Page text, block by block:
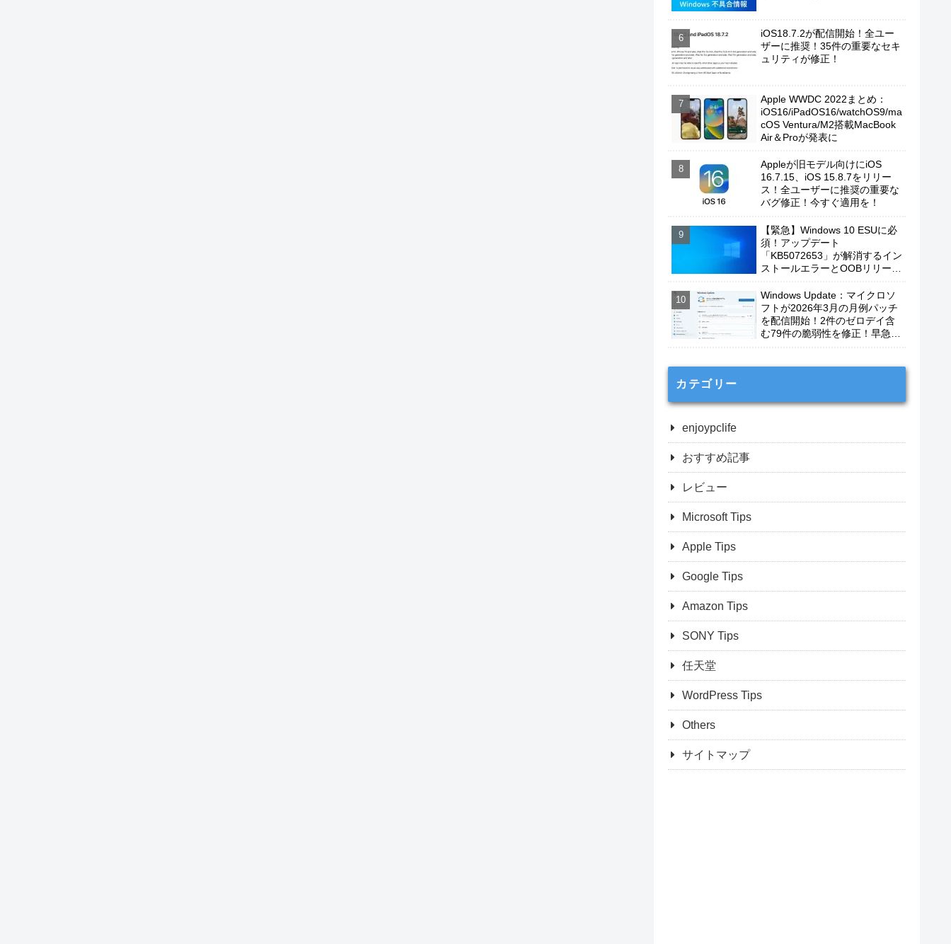
iOS18.7.2が配信開始！全ユー
ザーに推奨！35件の重要なセキ
ュリティが修正！
Apple WWDC 2022まとめ：
iOS16/iPadOS16/watchOS9/ma
cOS Ventura/M2搭載MacBook
Air＆Proが発表に
Appleが旧モデル向けにiOS
16.7.15、iOS 15.8.7をリリー
ス！全ユーザーに推奨の重要な
バグ修正！今すぐ適用を！
【緊急】Windows 10 ESUに必
須！アップデート
「KB5072653」が解消するイン
ストールエラーとOOBリリース
Windows Update：マイクロソ
フトが2026年3月の月例パッチ
を配信開始！2件のゼロデイ含
む79件の脆弱性を修正！早急に
カテゴリー
enjoypclife
おすすめ記事
レビュー
Microsoft Tips
Apple Tips
Google Tips
Amazon Tips
SONY Tips
任天堂
WordPress Tips
Others
サイトマップ